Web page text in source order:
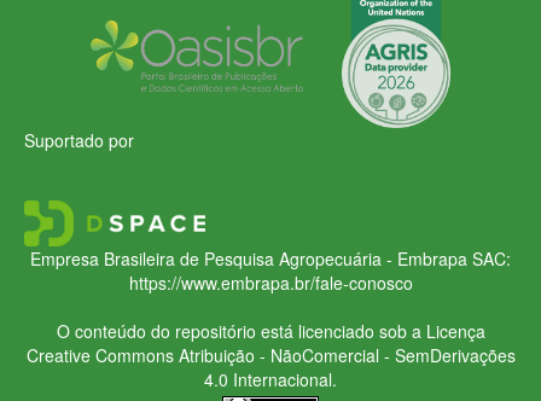
Suportado por
Empresa Brasileira de Pesquisa Agropecuária - Embrapa SAC:
https://www.embrapa.br/fale-conosco
O conteúdo do repositório está licenciado sob a Licença
Creative CommonsAtribuição - NãoComercial - SemDerivações
4.0 Internacional.